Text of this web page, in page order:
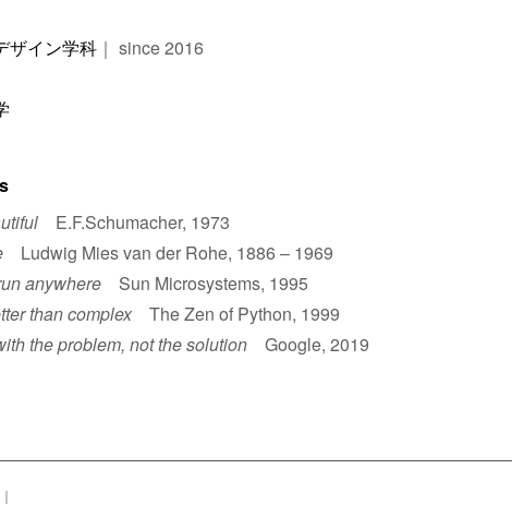
ザイン学科｜ since 2016
E.F.Schumacher, 1973
Ludwig Mies van der Rohe, 1886 – 1969
anywhereSun Microsystems, 1995
than complexThe Zen of Python, 1999
the problem, not the solutionGoogle, 2019
｜